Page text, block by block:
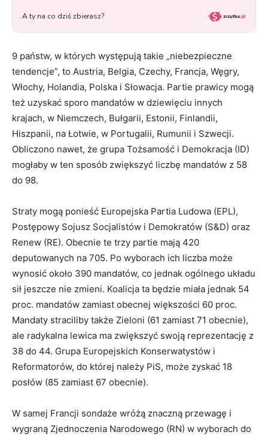
9 państw, w których występują takie „niebezpieczne
tendencje”, to Austria, Belgia, Czechy, Francja, Węgry,
Włochy, Holandia, Polska i Słowacja. Partie prawicy mogą
też uzyskać sporo mandatów w dziewięciu innych
krajach, w Niemczech, Bułgarii, Estonii, Finlandii,
Hiszpanii, na Łotwie, w Portugalii, Rumunii i Szwecji.
Obliczono nawet, że grupa Tożsamość i Demokracja (ID)
mogłaby w ten sposób zwiększyć liczbę mandatów z 58
do 98.
Straty mogą ponieść Europejska Partia Ludowa (EPL),
Postępowy Sojusz Socjalistów i Demokratów (S&D) oraz
Renew (RE). Obecnie te trzy partie mają 420
deputowanych na 705. Po wyborach ich liczba może
wynosić około 390 mandatów, co jednak ogólnego układu
sił jeszcze nie zmieni. Koalicja ta będzie miała jednak 54
proc. mandatów zamiast obecnej większości 60 proc.
Mandaty straciliby także Zieloni (61 zamiast 71 obecnie),
ale radykalna lewica ma zwiększyć swoją reprezentację z
38 do 44. Grupa Europejskich Konserwatystów i
Reformatorów, do której należy PiS, może zyskać 18
posłów (85 zamiast 67 obecnie).
W samej Francji sondaże wróżą znaczną przewagę i
wygraną Zjednoczenia Narodowego (RN) w wyborach do